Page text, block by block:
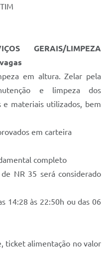
GERAIS/LIMPEZA
em altura. Zelar pela
e limpeza dos
materiais utilizados, bem
em carteira
completo
NR 35 será considerado
14:28 às 22:50h ou das 06
ticket alimentação no valor